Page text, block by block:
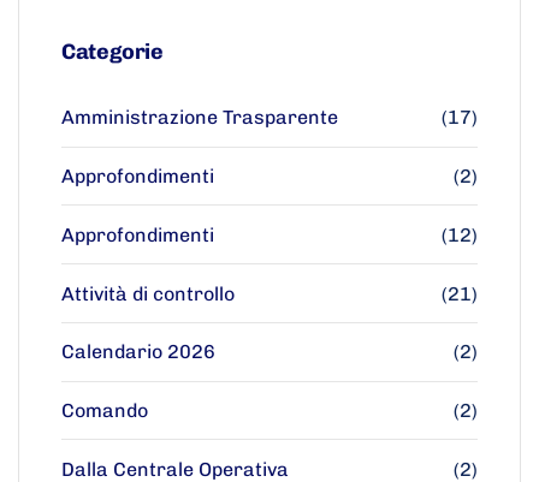
Categorie
Amministrazione Trasparente (17)
Approfondimenti (2)
Approfondimenti (12)
Attività di controllo (21)
Calendario 2026 (2)
Comando (2)
Dalla Centrale Operativa (2)